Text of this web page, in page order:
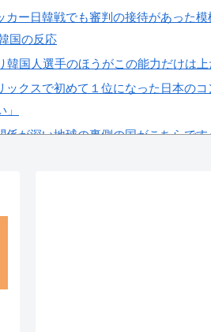
カー日韓戦でも審判の接待があった
国の反応
国人選手のほうがこの能力だけは上
クスで初めて１位になった日本のコ
係が深い地球の裏側の国がこちらで